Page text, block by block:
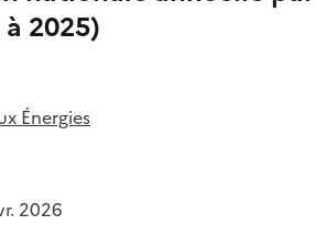
2025)
Énergies
2026